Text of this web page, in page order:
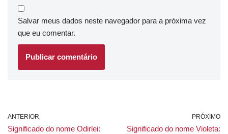
Salvar meus dados neste navegador para a próxima vez
que eu comentar.
ANTERIOR
Significado do nome Odirlei:
PRÓXIMO
Significado do nome Violeta: